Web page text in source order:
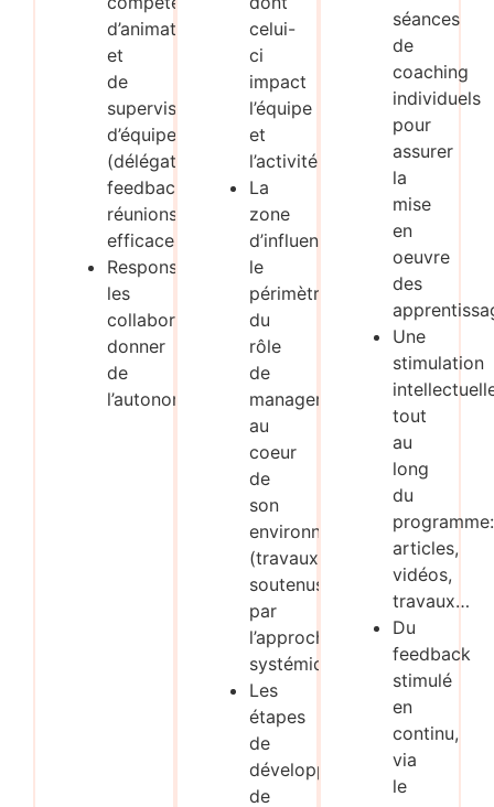
d’animation
et
de
supervision
d’équipe
(délégation,
feedback,
réunions
efficaces)
Responsabiliser
les
collaborateurs,
donner
de
l’autonomie
celui-
ci
impact
l’équipe
et
l’activité
La
zone
d’influence,
le
périmètre
du
rôle
de
manager
au
coeur
de
son
environnement
(travaux
soutenus
par
l’approche
systémique)
Les
étapes
de
développement
de
séances
de
coaching
individuels
pour
assurer
la
mise
en
oeuvre
des
Une
stimulation
tout
au
long
du
programme:
articles,
vidéos,
travaux…
Du
feedback
stimulé
en
continu,
via
le